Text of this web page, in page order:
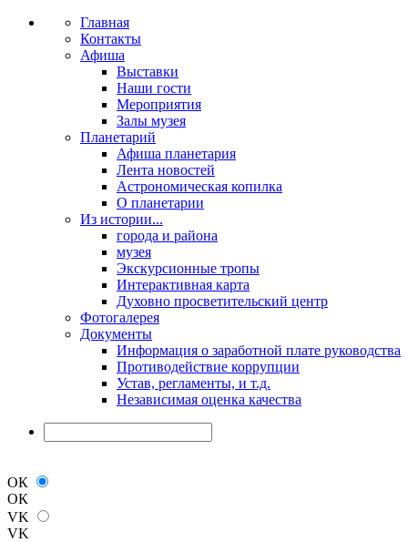
Главная
Контакты
Афиша
Выставки
Наши гости
Мероприятия
Залы музея
Планетарий
Афиша планетария
Лента новостей
Астрономическая копилка
О планетарии
Из истории...
города и района
музея
Экскурсионные тропы
Интерактивная карта
Духовно просветительский центр
Фотогалерея
Документы
Информация о заработной плате руководства
Противодействие коррупции
Устав, регламенты, и т.д.
Независимая оценка качества
ОК
ОК
VK
VK